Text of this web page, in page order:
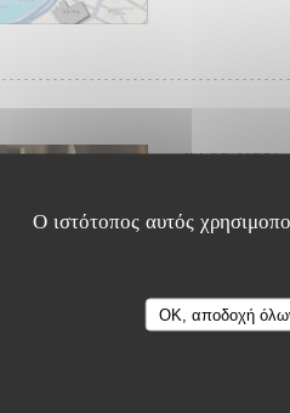
Ο ιστότοπος αυτός
OK, αποδοχή
ΚΆΘΕ ΜΈΡΑ